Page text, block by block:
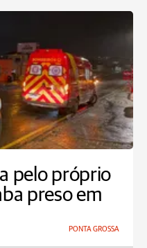
pelo próprio
preso em
PONTA GROSSA